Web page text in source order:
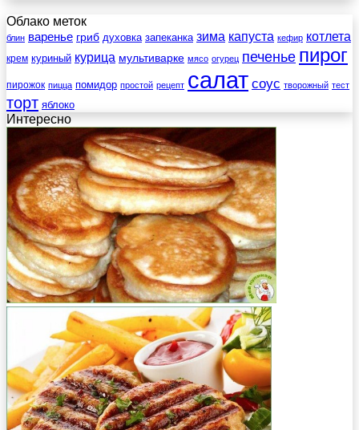
Облако меток
блин варенье гриб духовка запеканка зима капуста кефир котлета
крем куриный курица мультиварке мясо огурец печенье пирог
пирожок пицца помидор простой рецепт салат соус творожный тест
торт яблоко
Интересно